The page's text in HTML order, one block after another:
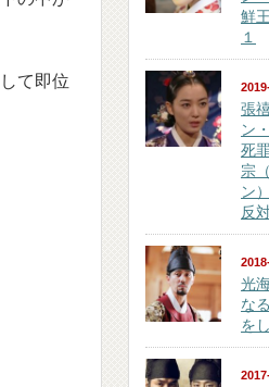
て即位
鮮
１
張
ン
死
宗
ン
反
光
な
を